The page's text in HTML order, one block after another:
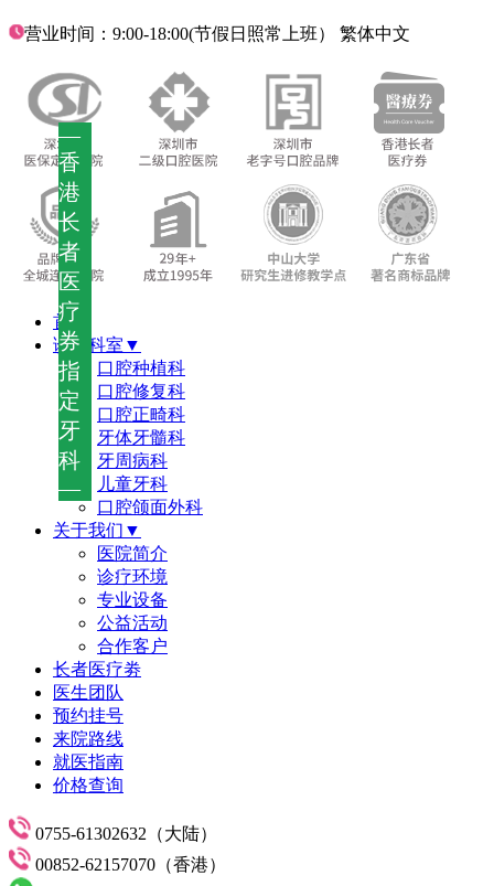
—
香
港
长
者
医
疗
券
指
定
牙
科
—
营业时间：9:00-18:00(节假日照常上班） 繁体中文
首页
诊疗科室▼
口腔种植科
口腔修复科
口腔正畸科
牙体牙髓科
牙周病科
儿童牙科
口腔颌面外科
关于我们▼
医院简介
诊疗环境
专业设备
公益活动
合作客户
长者医疗劵
医生团队
预约挂号
来院路线
就医指南
价格查询
0755-61302632（大陆）
00852-62157070（香港）